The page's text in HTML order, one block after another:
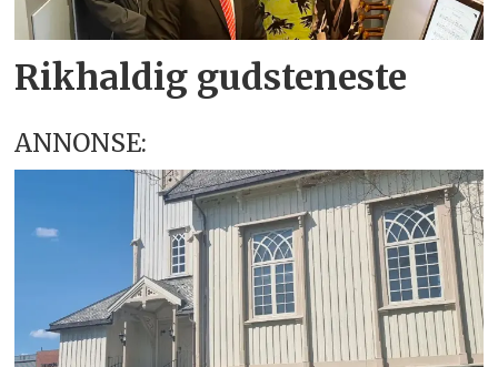
Rikhaldig gudsteneste
ANNONSE: